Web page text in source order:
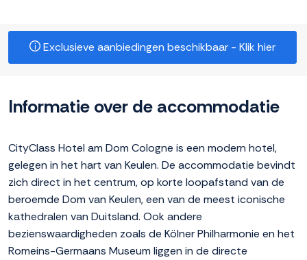
Exclusieve aanbiedingen beschikbaar - Klik hier
Informatie over de accommodatie
CityClass Hotel am Dom Cologne is een modern hotel,
gelegen in het hart van Keulen. De accommodatie bevindt
zich direct in het centrum, op korte loopafstand van de
beroemde Dom van Keulen, een van de meest iconische
kathedralen van Duitsland. Ook andere
bezienswaardigheden zoals de Kölner Philharmonie en het
Romeins-Germaans Museum liggen in de directe